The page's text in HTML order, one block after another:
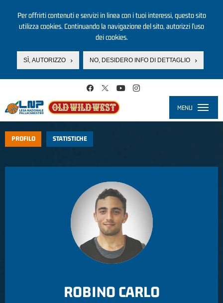
Per offrirti contenuti e servizi in linea con i tuoi interessi, questo sito
utilizza cookies. Continuando la navigazione del sito, autorizzi l’uso
dei cookies.
SÌ, AUTORIZZO NO, DESIDERO INFO DI DETTAGLIO
MENU
PROFILO STATISTICHE
ROBINO CARLO